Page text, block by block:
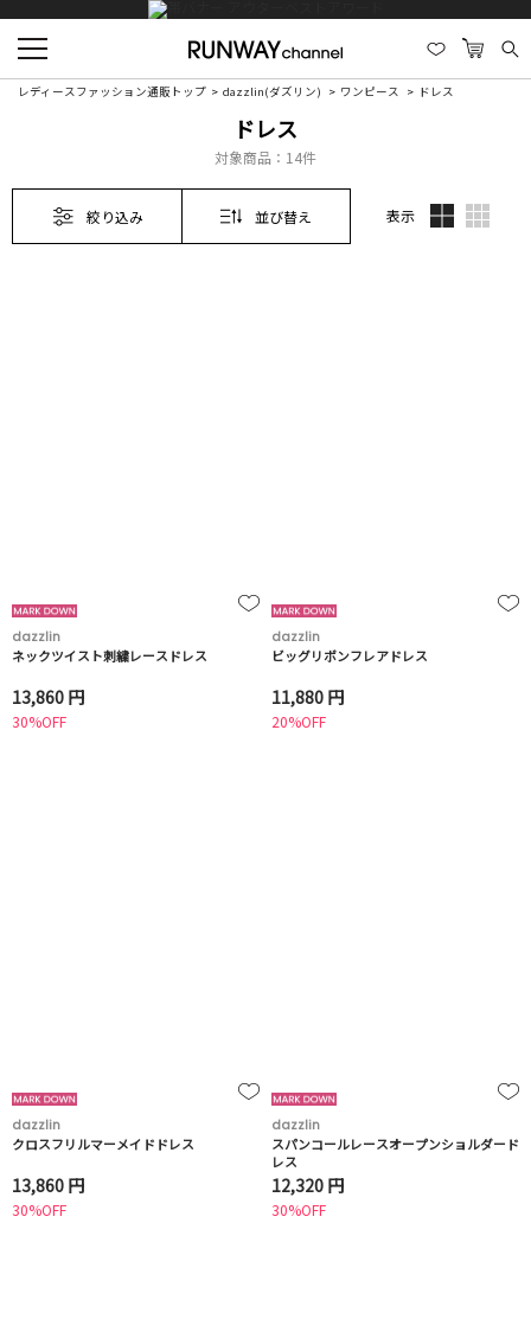
レディースファッション通販トップ dazzlin(ダズリン) ワンピース ドレス
ドレス
対象商品： 14件
絞り込み 並び替え 表示
dazzlin
ネックツイスト刺繍レースドレス
13,860 円
30%OFF
dazzlin
ビッグリボンフレアドレス
11,880 円
20%OFF
dazzlin
クロスフリルマーメイドドレス
13,860 円
30%OFF
dazzlin
スパンコールレースオープンショルダード
レス
12,320 円
30%OFF